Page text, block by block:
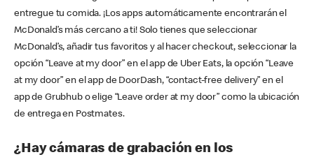
entregue tu comida. ¡Los apps automáticamente encontrarán el
McDonald’s más cercano a ti! Solo tienes que seleccionar
McDonald’s, añadir tus favoritos y al hacer checkout, seleccionar la
opción “Leave at my door” en el app de Uber Eats, la opción “Leave
at my door” en el app de DoorDash, “contact-free delivery” en el
app de Grubhub o elige “Leave order at my door” como la ubicación
de entrega en Postmates.
¿Hay cámaras de grabación en los